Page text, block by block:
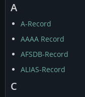
A
A-Record
AAAA Record
AFSDB-Record
ALIAS-Record
C